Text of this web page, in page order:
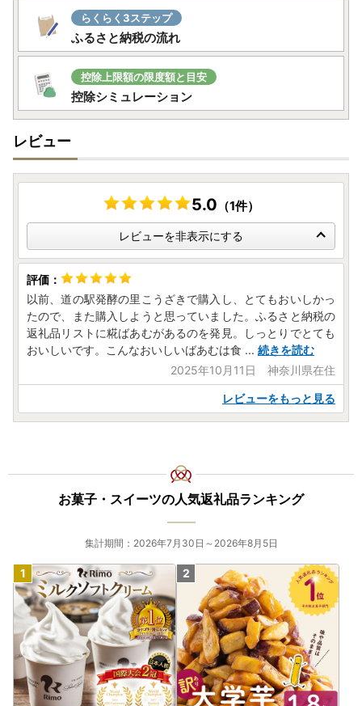
らくらく3ステップ
ふるさと納税の流れ
控除上限額の限度額と目安
控除シミュレーション
レビュー
5.0 （1件）
レビューを非表示にする
以前、道の駅発酵の里こうざきで購入し、とてもおいしかっ
たので、また購入しようと思っていました。ふるさと納税の
返礼品リストに糀ばあむがあるのを発見。しっとりでとても
おいしいです。こんなおいしいばあむは食 ... 続きを読む
2025年10月11日 神奈川県在住
レビューをもっと見る
お菓子・スイーツの人気返礼品ランキング
集計期間：2026年7月30日～2026年8月5日